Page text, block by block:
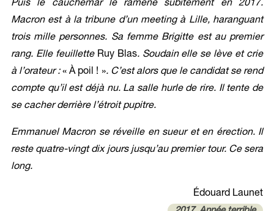
Puis le cauchemar le ramène subitement en 2017.
Macron est à la tribune d’un meeting à Lille, haranguant
trois mille personnes. Sa femme Brigitte est au premier
rang. Elle feuilletteRuy Blas. Soudain elle se lève et crie
à l’orateur :«À poil ! ». C’est alors que le candidat se rend
compte qu’il est déjà nu. La salle hurle de rire. Il tente de
se cacher derrière l’étroit pupitre.
Emmanuel Macron se réveille en sueur et en érection. Il
reste quatre-vingt dix jours jusqu’au premier tour. Ce sera
long.
Édouard Launet